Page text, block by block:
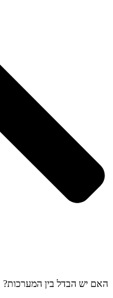
האם יש הבדל בין המערכות?